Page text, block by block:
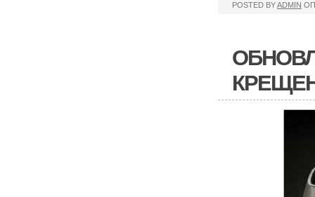
POSTED BYADMIN